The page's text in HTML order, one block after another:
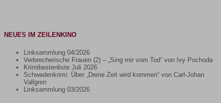
NEUES IM ZEILENKINO
Linksammlung 04/2026
Verbrecherische Frauen (2) – „Sing mir vom Tod“ von Ivy Pochoda
Krimibestenliste Juli 2026
Schwedenkrimi: Über „Deine Zeit wird kommen“ von Carl-Johan
Vallgren
Linksammlung 03/2026